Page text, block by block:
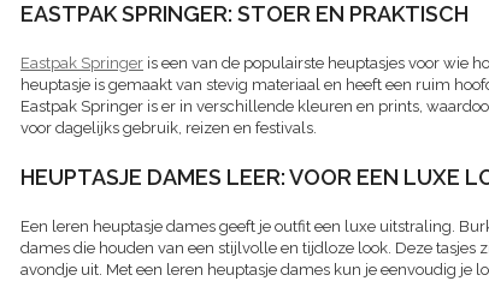
EASTPAK SPRINGER: STOER EN PRAKTISCH
Eastpak Springer is een van de populairste heuptasjes voor wie
heuptasje is gemaakt van stevig materiaal en heeft een ruim
Eastpak Springer is er in verschillende kleuren en prints,
voor dagelijks gebruik, reizen en festivals.
HEUPTASJE DAMES LEER: VOOR EEN LUXE
Een leren heuptasje dames geeft je outfit een luxe uitstraling.
dames die houden van een stijlvolle en tijdloze look. Deze tasjes
avondje uit. Met een leren heuptasje dames kun je eenvoudig je